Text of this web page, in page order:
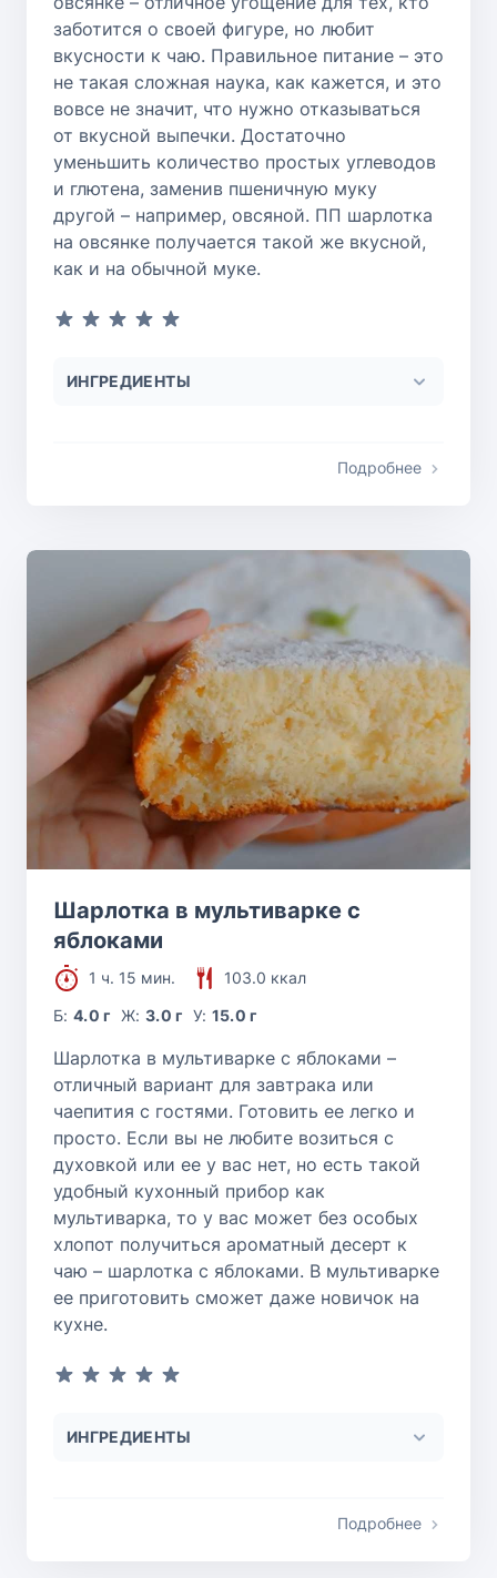
заботится о своей фигуре, но любит
вкусности к чаю. Правильное питание – это
не такая сложная наука, как кажется, и это
вовсе не значит, что нужно отказываться
от вкусной выпечки. Достаточно
уменьшить количество простых углеводов
и глютена, заменив пшеничную муку
другой – например, овсяной. ПП шарлотка
на овсянке получается такой же вкусной,
как и на обычной муке.
ИНГРЕДИЕНТЫ
Подробнее
Шарлотка в мультиварке с
яблоками
1 ч. 15 мин.
103.0 ккал
Б:4.0 г Ж: 3.0 г У: 15.0 г
Шарлотка в мультиварке с яблоками –
отличный вариант для завтрака или
чаепития с гостями. Готовить ее легко и
просто. Если вы не любите возиться с
духовкой или ее у вас нет, но есть такой
удобный кухонный прибор как
мультиварка, то у вас может без особых
хлопот получиться ароматный десерт к
чаю – шарлотка с яблоками. В мультиварке
ее приготовить сможет даже новичок на
кухне.
ИНГРЕДИЕНТЫ
Подробнее